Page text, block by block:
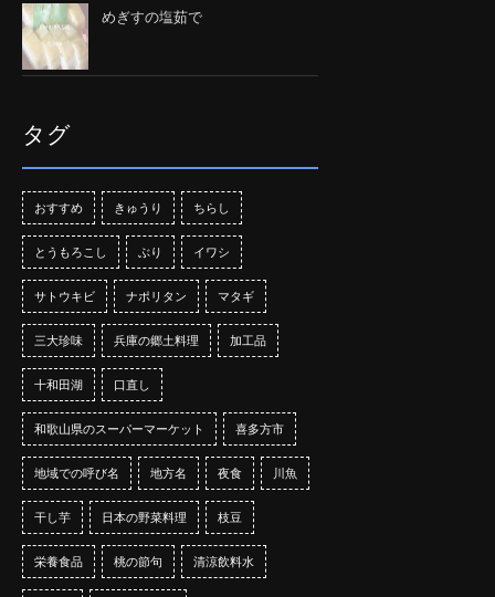
めぎすの塩茹で
タグ
おすすめ きゅうり ちらし
とうもろこし ぶり イワシ
サトウキビ ナポリタン マタギ
三大珍味 兵庫の郷土料理 加工品
十和田湖 口直し
和歌山県のスーパーマーケット 喜多方市
地域での呼び名 地方名 夜食 川魚
干し芋 日本の野菜料理 枝豆
栄養食品 桃の節句 清涼飲料水